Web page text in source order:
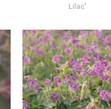
Lilac'